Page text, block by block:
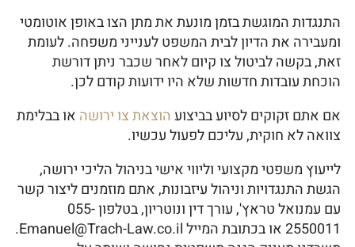
התנגדות המוגשת בזמן מונעת את מתן הצו באופן אוטומטי
ומעבירה את הדיון לבית המשפט לענייני משפחה. לעומת
זאת, בקשה לביטול צו קיום לאחר שכבר ניתן דורשת
הוכחת עובדות חדשות שלא היו ידועות קודם לכן.
אם אתם זקוקים לסיוע בביצועהוצאת צו ירושה או בבלימת
צוואה לא חוקית, עליכם לפעול עכשיו.
לייעוץ משפטי מקצועי וליווי אישי בניהול הליכי ירושה,
הגשת התנגדויות וניהול עיזבונות, אתם מוזמנים ליצור קשר
עם עמנואל טראץ', עורך דין ונוטריון, בטלפון 055-
2550011 או בכתובת המייל Emanuel@Trach-Law.co.il.